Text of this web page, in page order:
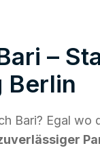
–
Berlin
Bari? Egal wo